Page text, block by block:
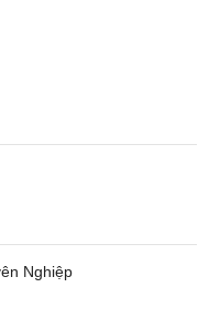
Nghiệp